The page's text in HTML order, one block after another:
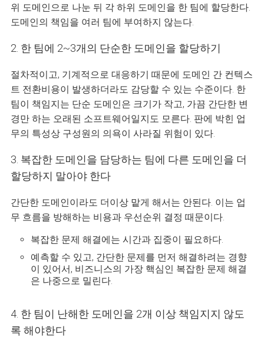
위 도메인으로 나눈 뒤 각 하위 도메인을 한 팀에 할당한다.
도메인의 책임을 여러 팀에 부여하지 않는다.
2. 한 팀에 2~3개의 단순한 도메인을 할당하기
절차적이고, 기계적으로 대응하기 때문에 도메인 간 컨텍스
트 전환비용이 발생하더라도 감당할 수 있는 수준이다. 한
팀이 책임지는 단순 도메인은 크기가 작고, 가끔 간단한 변
경만 하는 오래된 소프트웨어일지도 모른다. 판에 박힌 업
무의 특성상 구성원의 의욕이 사라질 위험이 있다.
3. 복잡한 도메인을 담당하는 팀에 다른 도메인을 더
할당하지 말아야 한다
간단한 도메인이라도 더이상 맡게 해서는 안된다. 이는 업
무 흐름을 방해하는 비용과 우선순위 결정 때문이다.
복잡한 문제 해결에는 시간과 집중이 필요하다.
예측할 수 있고, 간단한 문제를 먼저 해결하려는 경향
이 있어서, 비즈니스의 가장 핵심인 복잡한 문제 해결
은 나중으로 밀린다.
4. 한 팀이 난해한 도메인을 2개 이상 책임지지 않도
록 해야한다